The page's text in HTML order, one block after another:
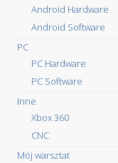
Android Hardware
Android Software
PC
PC Hardware
PC Software
Inne
Xbox 360
CNC
Mój warsztat